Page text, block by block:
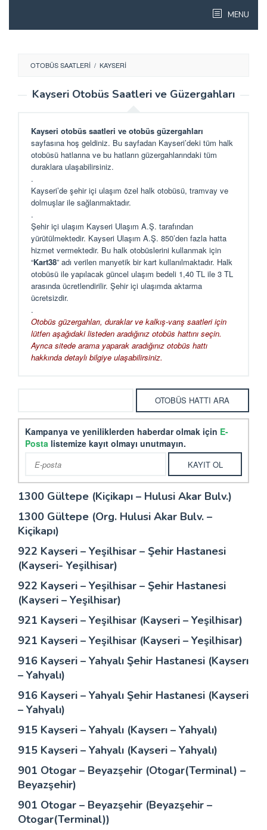
content
MENU
OTOBÜS SAATLERI / KAYSERI
Kayseri Otobüs Saatleri ve Güzergahları
Kayseri otobüs saatleri ve otobüs güzergahları
sayfasına hoş geldiniz. Bu sayfadan Kayseri’deki tüm halk
otobüsü hatlarına ve bu hatların güzergahlarındaki tüm
duraklara ulaşabilirsiniz.
.
Kayseri’de şehir içi ulaşım özel halk otobüsü, tramvay ve
dolmuşlar ile sağlanmaktadır.
.
Şehir içi ulaşım Kayseri Ulaşım A.Ş. tarafından
yürütülmektedir. Kayseri Ulaşım A.Ş. 850’den fazla hatta
hizmet vermektedir. Bu halk otobüslerini kullanmak için
“Kart38” adı verilen manyetik bir kart kullanılmaktadır. Halk
otobüsü ile yapılacak güncel ulaşım bedeli 1,40 TL ile 3 TL
arasında ücretlendirilir. Şehir içi ulaşımda aktarma
ücretsizdir.
.
Otobüs güzergahları, duraklar ve kalkış-varış saatleri için
lütfen aşağıdaki listeden aradığınız otobüs hattını seçin.
Ayrıca sitede arama yaparak aradığınız otobüs hattı
hakkında detaylı bilgiye ulaşabilirsiniz.
Kampanya ve yeniliklerden haberdar olmak için E-
Posta listemize kayıt olmayı unutmayın.
1300 Gültepe (Kiçikapı – Hulusi Akar Bulv.)
1300 Gültepe (Org. Hulusi Akar Bulv. –
Kiçikapı)
922 Kayseri – Yeşilhisar – Şehir Hastanesi
(Kayseri- Yeşilhisar)
922 Kayseri – Yeşilhisar – Şehir Hastanesi
(Kayseri – Yeşilhisar)
921 Kayseri – Yeşilhisar (Kayseri – Yeşilhisar)
921 Kayseri – Yeşilhisar (Kayseri – Yeşilhisar)
916 Kayseri – Yahyalı Şehir Hastanesi (Kayserı
– Yahyalı)
916 Kayseri – Yahyalı Şehir Hastanesi (Kayseri
– Yahyalı)
915 Kayseri – Yahyalı (Kayserı – Yahyalı)
915 Kayseri – Yahyalı (Kayseri – Yahyalı)
901 Otogar – Beyazşehir (Otogar(Terminal) –
Beyazşehir)
901 Otogar – Beyazşehir (Beyazşehir –
Otogar(Terminal))